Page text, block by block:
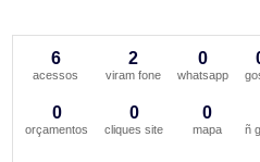
6
acessos
2
viram fone
0
whatsapp
0
orçamentos
0
cliques site
0
mapa ñ